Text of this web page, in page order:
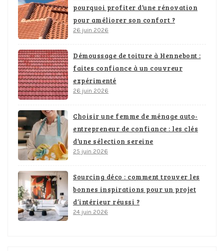
pourquoi profiter d’une rénovation
pour améliorer son confort ?
26 juin 2026
Démoussage de toiture à Hennebont :
faites confiance à un couvreur
expérimenté
26 juin 2026
Choisir une femme de ménage auto-
entrepreneur de confiance : les clés
d’une sélection sereine
25 juin 2026
Sourcing déco : comment trouver les
bonnes inspirations pour un projet
d’intérieur réussi ?
24 juin 2026